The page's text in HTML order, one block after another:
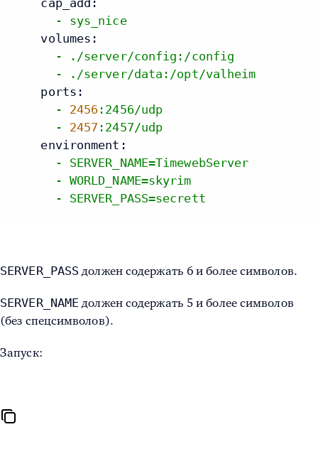
cap_add:
-
sys_nice
volumes:
-
./server/config:/config
-
./server/data:/opt/valheim
ports:
-
2456 :2456/udp
-
2457 :2457/udp
environment:
-
SERVER_NAME=TimewebServer
- WORLD_NAME=skyrim
-
SERVER_PASS=secrett
SERVER_PASS должен содержать 6 и более символов.
SERVER_NAMEдолжен содержать 5 и более символов
(без спецсимволов).
Запуск: